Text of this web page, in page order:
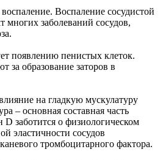
Воспаление сосудистой
многих заболеваний сосудов,
появлению пенистых клеток.
за образование заторов в
на гладкую мускулатуру
– основная составная часть
заботится о физиологическом
эластичности сосудов
тромбоцитарного фактора.